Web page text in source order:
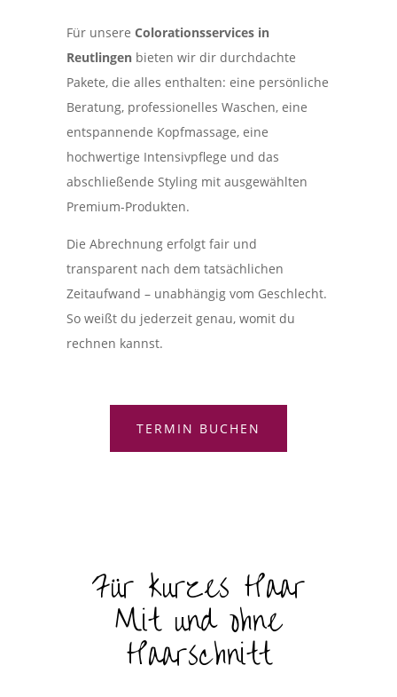
Für unsereColorationsservices in
Reutlingen bieten wir dir durchdachte
Pakete, die alles enthalten: eine persönliche
Beratung, professionelles Waschen, eine
entspannende Kopfmassage, eine
hochwertige Intensivpflege und das
abschließende Styling mit ausgewählten
Premium-Produkten.
Die Abrechnung erfolgt fair und
transparent nach dem tatsächlichen
Zeitaufwand – unabhängig vom Geschlecht.
So weißt du jederzeit genau, womit du
rechnen kannst.
TERMIN BUCHEN
Für kurzes Haar
Mit und ohne
Haarschnitt